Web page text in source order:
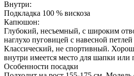
Внутри:
Подкладка 100 % вискоза
Капюшон:
Глубокий, несъемный, с широким
наглухо пуговицей с навесной
Классический, не спортивный.
внутри имеется место для шапки или
Особенности посадки